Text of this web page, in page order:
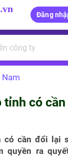
Đăng
Net
nhân
lợi
Nam
tỉnh có
có cần đổi lại
quyền ra